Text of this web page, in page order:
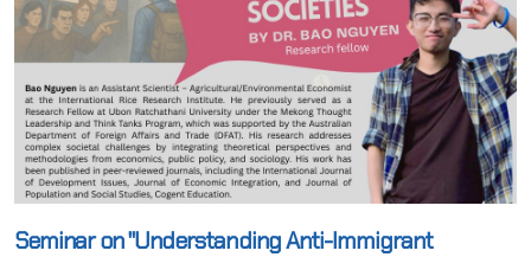
Seminar on "Understanding Anti-Immigrant